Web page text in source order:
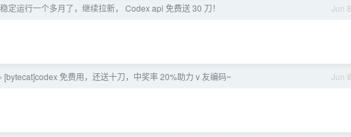
Jun 8
定运行一个多月了，继续拉新， Codex api 免费送 30 刀！
Jun 8
› [bytecat]codex 免费用，还送十刀，中奖率 20%助力 v 友编码~